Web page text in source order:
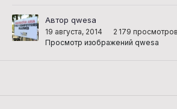
Автор qwesa
19 августа, 2014
2 179 просмотров
Просмотр изображений qwesa